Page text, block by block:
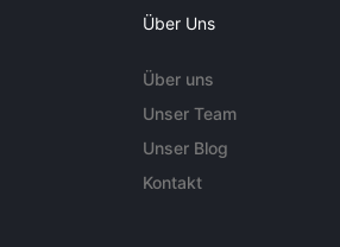
Über Uns
Über uns
Unser Team
Unser Blog
Kontakt